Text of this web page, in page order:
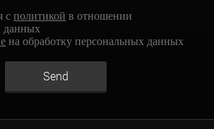
сполитикой в отношении
данных
на обработку персональных данных
Send